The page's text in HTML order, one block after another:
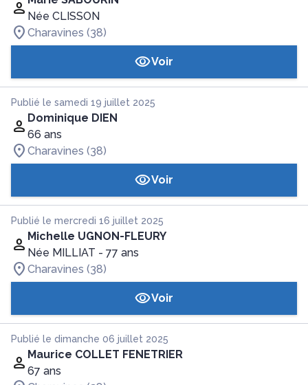
Née CLISSON
Charavines (38)
Voir
Publié le samedi 19 juillet 2025
Dominique DIEN
66 ans
Charavines (38)
Voir
Publié le mercredi 16 juillet 2025
Michelle UGNON-FLEURY
Née MILLIAT - 77 ans
Charavines (38)
Voir
Publié le dimanche 06 juillet 2025
Maurice COLLET FENETRIER
67 ans